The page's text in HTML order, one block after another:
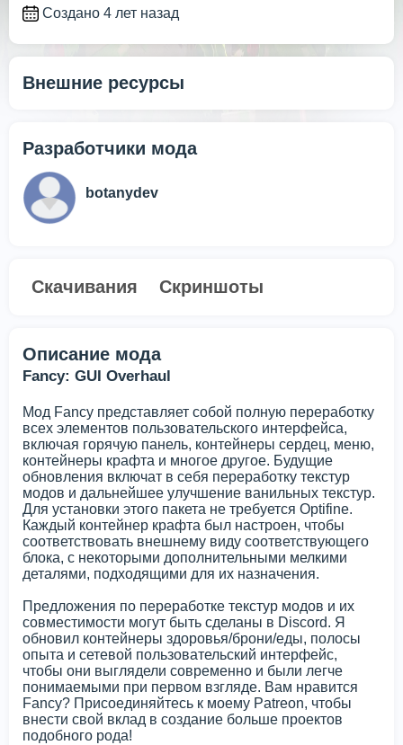
Создано 4 лет назад
Внешние ресурсы
Разработчики мода
botanydev
Скачивания Скриншоты
Описание мода
Fancy: GUI Overhaul
Мод Fancy представляет собой полную переработку
всех элементов пользовательского интерфейса,
включая горячую панель, контейнеры сердец, меню,
контейнеры крафта и многое другое. Будущие
обновления включат в себя переработку текстур
модов и дальнейшее улучшение ванильных текстур.
Для установки этого пакета не требуется Optifine.
Каждый контейнер крафта был настроен, чтобы
соответствовать внешнему виду соответствующего
блока, с некоторыми дополнительными мелкими
деталями, подходящими для их назначения.
Предложения по переработке текстур модов и их
совместимости могут быть сделаны в Discord. Я
обновил контейнеры здоровья/брони/еды, полосы
опыта и сетевой пользовательский интерфейс,
чтобы они выглядели современно и были легче
понимаемыми при первом взгляде. Вам нравится
Fancy? Присоединяйтесь к моему Patreon, чтобы
внести свой вклад в создание больше проектов
подобного рода!